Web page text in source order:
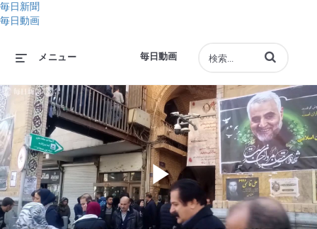
毎日新聞
毎日動画
毎日動画
メニュー 動画の検索語句
Play